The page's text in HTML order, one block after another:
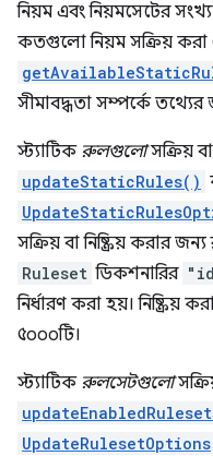
নিয়ম এবং নিয়মসেটের
কতগুলো নিয়ম সক্রিয় করা
সীমাবদ্ধতা সম্পর্কে
স্ট্যাটিক রুলগুলোসক্রিয়
updateStaticRules()
সক্রিয় বা নিষ্ক্রিয় করার
Ruleset ডিকশনারির
নির্ধারণ করা হয়। নিষ্ক্রিয়
৫০০০টি।
স্ট্যাটিক রুলসেটগুলো
UpdateRulesetOptions